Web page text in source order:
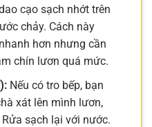
cạo sạch nhớt trên
chảy. Cách này
hơn nhưng cần
chín lươn quá mức.
Nếu có tro bếp, bạn
xát lên mình lươn,
sạch lại với nước.